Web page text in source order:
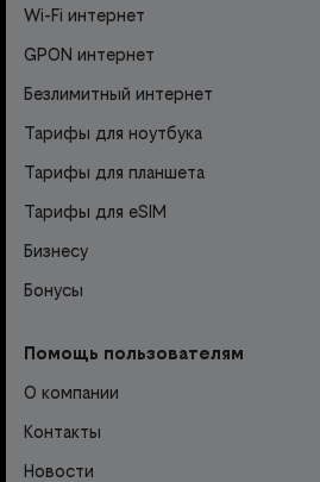
Wi-Fi интернет
GPON интернет
Безлимитный интернет
Тарифы для ноутбука
Тарифы для планшета
Тарифы для eSIM
Бизнесу
Бонусы
Помощь пользователям
О компании
Контакты
Новости